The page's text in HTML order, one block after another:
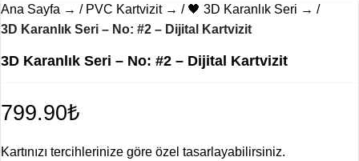
Ana Sayfa PVC Kartvizit
🖤 3D Karanlık Seri
3D Karanlık Seri – No: #2 – Dijital Kartvizit
3D Karanlık Seri – No: #2 – Dijital Kartvizit
799.90₺
Kartınızı tercihlerinize göre özel tasarlayabilirsiniz.